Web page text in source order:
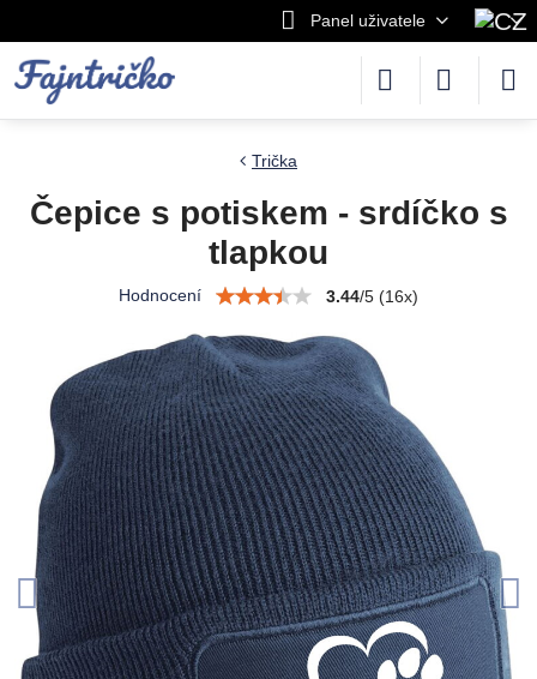
Panel uživatele
Trička
Čepice s potiskem - srdíčko s
tlapkou
Hodnocení 3.44/5 (16x)